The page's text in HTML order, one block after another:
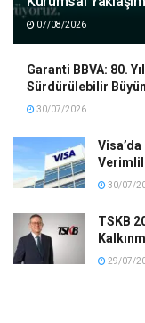
07/08/2026
Garanti BBVA: 80.
Sürdürülebilir
30/07/2026
30/07/
TSKB
29/07/